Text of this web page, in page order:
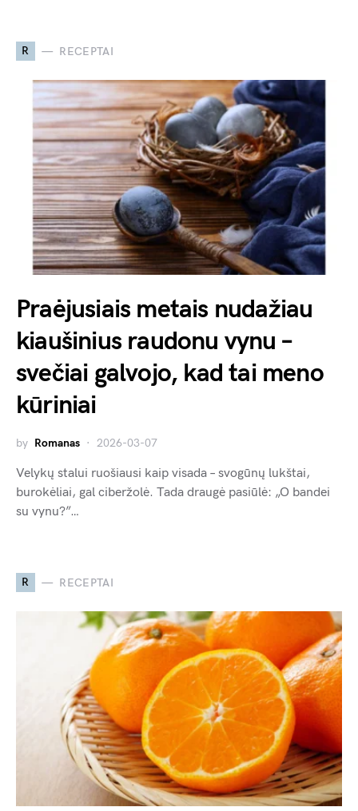
R RECEPTAI
Praėjusiais metais nudažiau
kiaušinius raudonu vynu –
svečiai galvojo, kad tai meno
kūriniai
by Romanas 2026-03-07
Velykų stalui ruošiausi kaip visada – svogūnų lukštai,
burokėliai, gal ciberžolė. Tada draugė pasiūlė: „O bandei
su vynu?”…
R RECEPTAI